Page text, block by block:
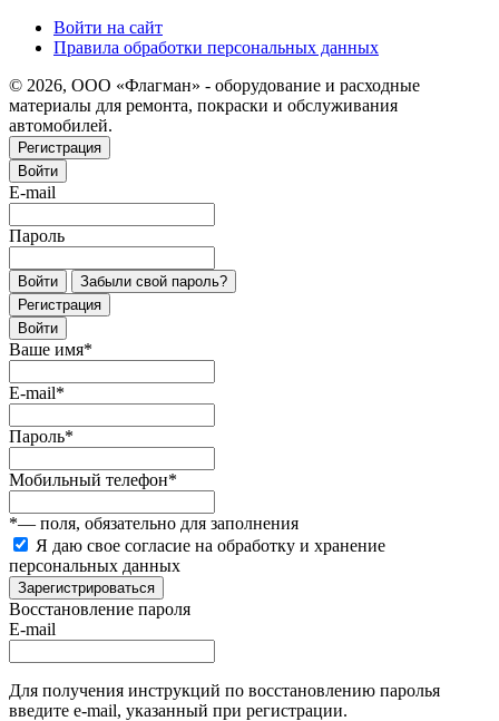
Войти на сайт
Правила обработки персональных данных
© 2026, ООО «Флагман» - оборудование и расходные
материалы для ремонта, покраски и обслуживания
автомобилей.
Регистрация
Войти
E-mail
Пароль
Войти
Забыли свой пароль?
Регистрация
Войти
Ваше имя*
E-mail*
Пароль*
Мобильный телефон*
*— поля, обязательно для заполнения
Я даю свое согласие на обработку и хранение
персональных данных
Зарегистрироваться
Восстановление пароля
E-mail
Для получения инструкций по восстановлению паролья
введите e-mail, указанный при регистрации.